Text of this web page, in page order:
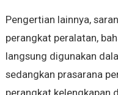
Pengertian lainnya,
perangkat peralatan,
langsung digunakan
sedangkan prasarana